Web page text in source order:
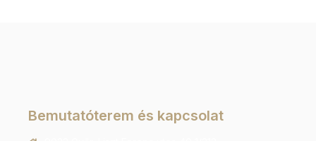
Bemutatóterem és kapcsolat